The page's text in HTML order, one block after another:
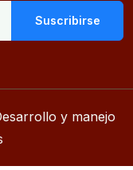
Suscribirse
y manejo